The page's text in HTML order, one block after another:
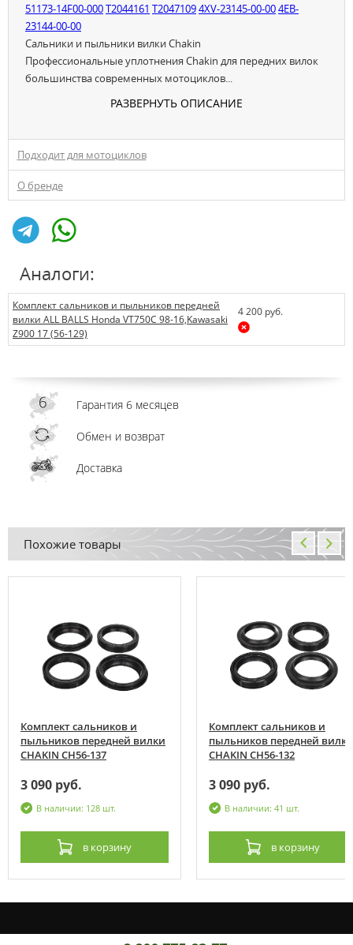
51173-14F00-000T2044161 T20471094XV-23145-00-004EB-
23144-00-00
Сальники и пыльники вилки Chakin
Профессиональные уплотнения Chakin для передних вилок
большинства современных мотоциклов...
РАЗВЕРНУТЬ ОПИСАНИЕ
Подходит для мотоциклов
О бренде
Аналоги:
Комплект сальников и пыльников передней
вилки ALL BALLS Honda VT750C 98-16,Kawasaki
Z900 17 (56-129)
4 200 руб.
Гарантия 6 месяцев
Обмен и возврат
Доставка
Похожие товары
Комплект сальников и
пыльников передней вилки
CHAKIN CH56-137
3 090 руб.
В наличии: 128 шт.
в корзину
Комплект сальников и
пыльников передней вилки
CHAKIN CH56-132
3 090 руб.
В наличии: 41 шт.
в корзину